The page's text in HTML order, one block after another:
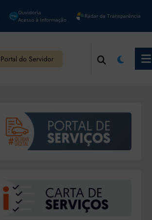
Ouvidoria
Acesso à Informação
Radar da Transparência
Portal do Servidor